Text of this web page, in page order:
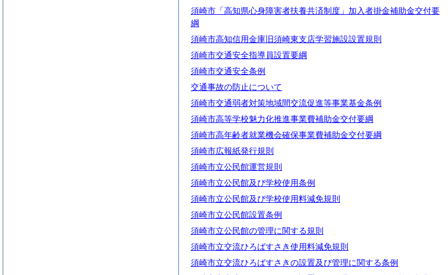
須崎市「高知県心身障害者扶養共済制度」加入者掛金補助金交付要
綱
須崎市高知信用金庫旧須崎東支店学習施設設置規則
須崎市交通安全指導員設置要綱
須崎市交通安全条例
交通事故の防止について
須崎市交通弱者対策地域間交流促進等事業基金条例
須崎市高等学校魅力化推進事業費補助金交付要綱
須崎市高年齢者就業機会確保事業費補助金交付要綱
須崎市広報紙発行規則
須崎市立公民館運営規則
須崎市立公民館及び学校使用条例
須崎市立公民館及び学校使用料減免規則
須崎市立公民館設置条例
須崎市立公民館の管理に関する規則
須崎市立交流ひろばすさき使用料減免規則
須崎市立交流ひろばすさきの設置及び管理に関する条例